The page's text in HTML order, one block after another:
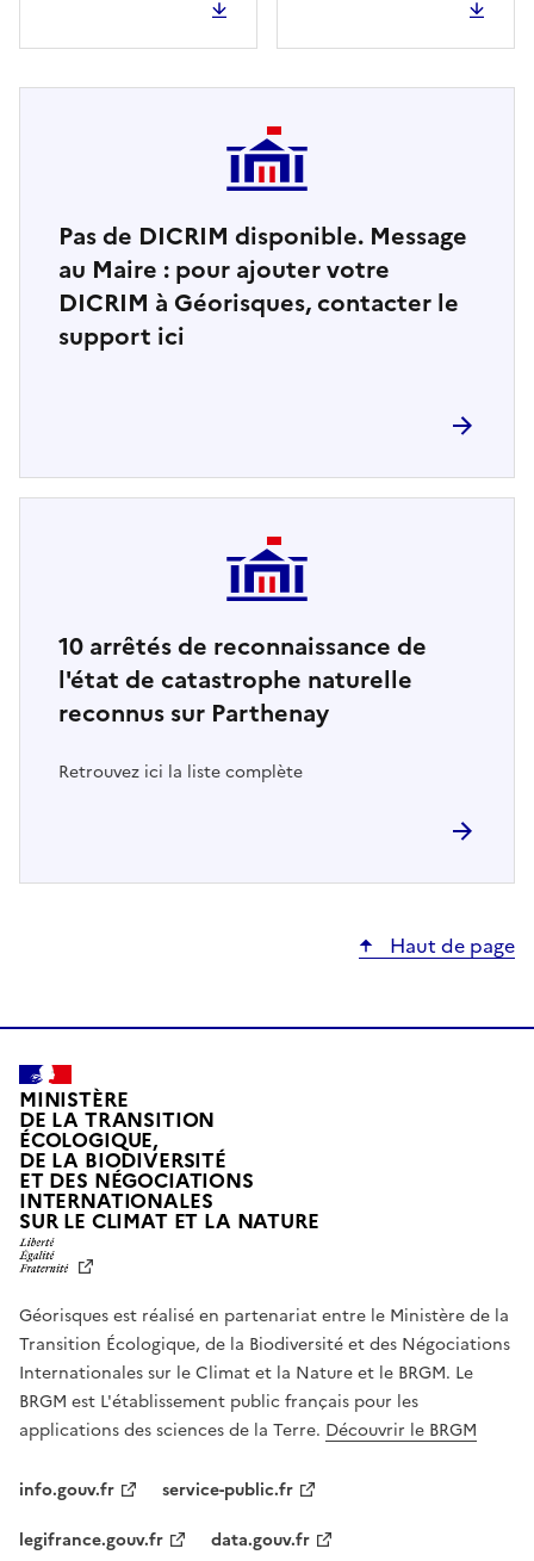
Pas de DICRIM disponible. Message
au Maire : pour ajouter votre
DICRIM à Géorisques, contacter le
support ici
10 arrêtés de reconnaissance de
l'état de catastrophe naturelle
reconnus sur Parthenay
Retrouvez ici la liste complète
Haut de page
MINISTÈRE
DE LA TRANSITION
ÉCOLOGIQUE,
DE LA BIODIVERSITÉ
ET DES NÉGOCIATIONS
INTERNATIONALES
SUR LE CLIMAT ET LA NATUREL
T
É
,
É
G
A
L
F
Géorisques est réalisé en partenariat entre le Ministère de la
Transition Écologique, de la Biodiversité et des Négociations
Internationales sur le Climat et la Nature et le BRGM. Le
BRGM est L'établissement public français pour les
applications des sciences de la Terre. Découvrir le BRGM
info.gouv.fr
service-public.fr
legifrance.gouv.fr
data.gouv.fr